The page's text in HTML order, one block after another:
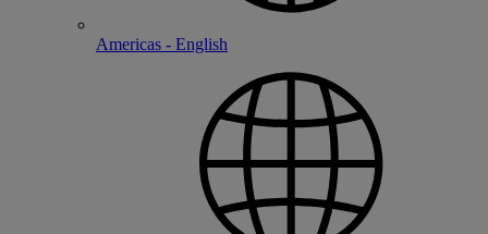
Americas - English